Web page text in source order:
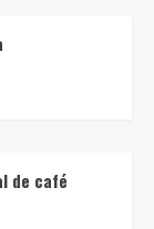
de café